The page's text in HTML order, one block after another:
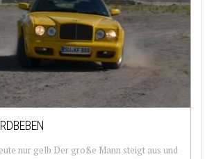
nur gelb Der große Mann steigt aus und